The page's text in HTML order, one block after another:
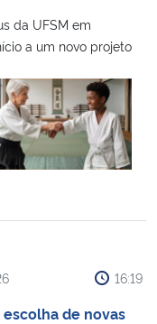
da UFSM em
a um novo projeto
16:19
de novas